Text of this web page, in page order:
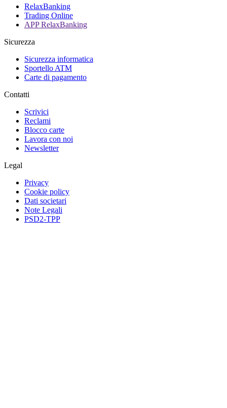
RelaxBanking
Trading Online
APP RelaxBanking
Sicurezza
Sicurezza informatica
Sportello ATM
Carte di pagamento
Contatti
Scrivici
Reclami
Blocco carte
Lavora con noi
Newsletter
Legal
Privacy
Cookie policy
Dati societari
Note Legali
PSD2-TPP